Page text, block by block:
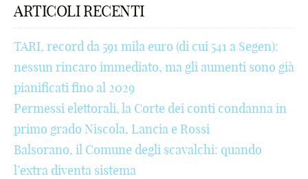
*
(
)
;
:
_
-
+
!
@
_
-
+
!
@
@
#
$
€
¢
h
i
j
k
l
#
$
€
¢
£
¢
£
¥
₩
₪
9
_
-
+
!
ARTICOLI RECENTI
TARI, record da 591 mila euro (di cui 541 a Segen):
nessun rincaro immediato, ma gli aumenti sono già
pianificati fino al 2029
Permessi elettorali, la Corte dei conti condanna in
primo grado Niscola, Lancia e Rossi
Balsorano, il Comune degli scavalchi: quando
l’extra diventa sistema